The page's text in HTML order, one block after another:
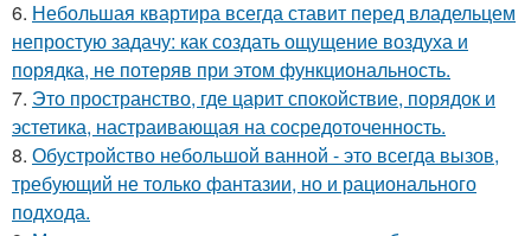
6. Небольшая квартира всегда ставит перед владельцем
непростую задачу: как создать ощущение воздуха и
порядка, не потеряв при этом функциональность.
7. Это пространство, где царит спокойствие, порядок и
эстетика, настраивающая на сосредоточенность.
8. Обустройство небольшой ванной - это всегда вызов,
требующий не только фантазии, но и рационального
подхода.